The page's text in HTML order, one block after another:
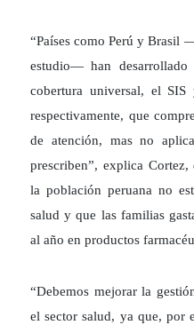
“Países como Perú y Brasil
estudio― han
cobertura universal, el
respectivamente, que
de atención, mas no
prescriben”, explica
la población peruana no
salud y que las familias
al año en productos
“Debemos mejorar la
el sector salud, ya que, por